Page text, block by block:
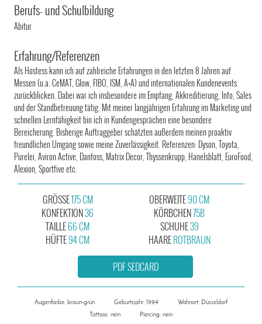
Berufs- und Schulbildung
Abitur
Erfahrung/Referenzen
Als Hostess kann ich auf zahlreiche Erfahrungen in den letzten 8 Jahren auf
Messen (u.a. CeMAT, Glow, FIBO, ISM, A+A) und internationalen Kundenevents
zurückblicken. Dabei war ich insbesondere im Empfang, Akkreditierung, Info, Sales
und der Standbetreuung tätig. Mit meiner langjährigen Erfahrung im Marketing und
schnellen Lernfähigkeit bin ich in Kundengesprächen eine besondere
Bereicherung. Bisherige Auftraggeber schätzten außerdem meinen proaktiv
freundlichen Umgang sowie meine Zuverlässigkeit. Referenzen: Dyson, Toyota,
Purelei, Aviron Active, Danfoss, Matrix Decor, Thyssenkrupp, Hanelsblatt, EuroFood,
Alexion, Sportfive etc.
GRÖSSE175 CM
KONFEKTION36
OBERWEITE90 CM
KÖRBCHEN75B
TAILLE66 CM
HÜFTE94 CM
SCHUHE39
HAAREROTBRAUN
PDF SEDCARD
Augenfarbe: braun-grün Geburtsjahr: 1994
Wohnort: Düsseldorf
Tattoos: nein
Piercing: nein